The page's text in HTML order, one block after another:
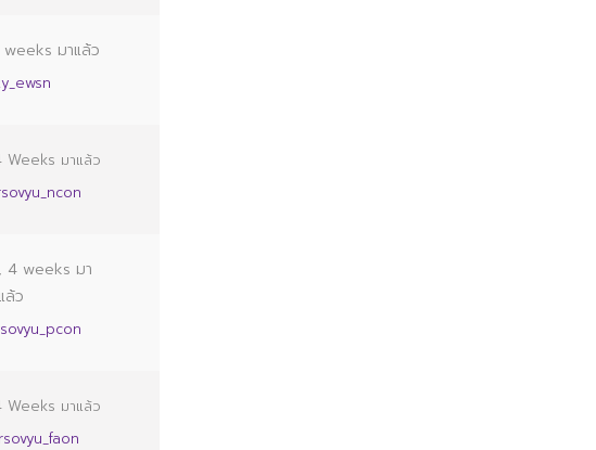
มาแล้ว
Weeks มาแล้ว
4 weeks มา
แล้ว
Weeks มาแล้ว